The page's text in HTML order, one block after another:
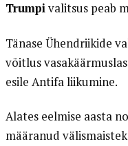
Trumpivalitsus peab
Tänase Ühendriikide
võitlus
esile Antifa liikumine.
Alates eelmise aasta
määranud